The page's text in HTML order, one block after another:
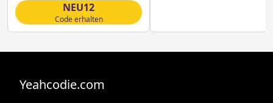
NEU12
Code erhalten
Yeahcodie.com